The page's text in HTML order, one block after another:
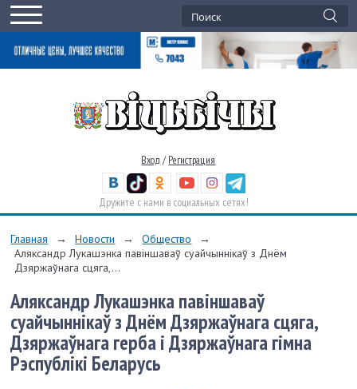
Вход / Регистрация
Дружите с нами в социальных сетях!
Главная → Новости → Общество
→
Аляксандр Лукашэнка павiншаваў суайчыннiкаў з Днём
Дзяржаўнага сцяга,...
Аляксандр Лукашэнка павiншаваў
суайчыннiкаў з Днём Дзяржаўнага сцяга,
Дзяржаўнага герба і Дзяржаўнага гімна
Рэспублікі Беларусь